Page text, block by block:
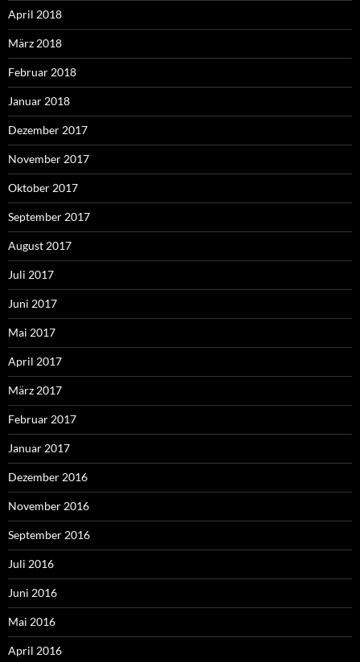
April 2018
März 2018
Februar 2018
Januar 2018
Dezember 2017
November 2017
Oktober 2017
September 2017
August 2017
Juli 2017
Juni 2017
Mai 2017
April 2017
März 2017
Februar 2017
Januar 2017
Dezember 2016
November 2016
September 2016
Juli 2016
Juni 2016
Mai 2016
April 2016